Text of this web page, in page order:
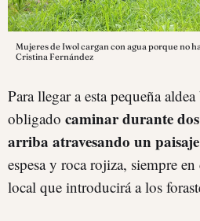
Mujeres de Iwol cargan con agua porque no
Cristina Fernández
Para llegar a esta pequeña
obligado caminar durante
arriba atravesando un
espesa y roca rojiza, siempre
local que introducirá a los